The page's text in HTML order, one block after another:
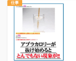
仕事